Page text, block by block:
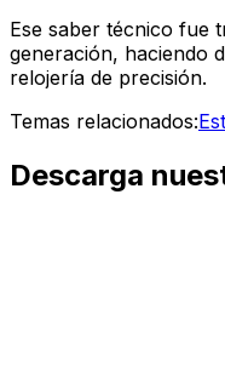
Ese saber técnico fue
generación, haciendo
relojería de precisión.
Temas relacionados:
Descarga